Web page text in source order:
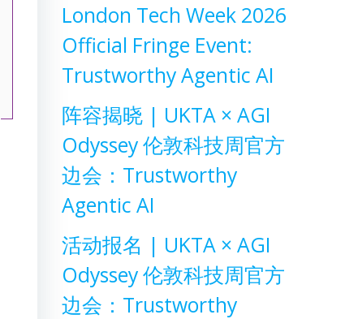
London Tech Week 2026
Official Fringe Event:
Trustworthy Agentic AI
阵容揭晓 | UKTA × AGI
Odyssey 伦敦科技周官方
边会：Trustworthy
Agentic AI
活动报名 | UKTA × AGI
Odyssey 伦敦科技周官方
边会：Trustworthy